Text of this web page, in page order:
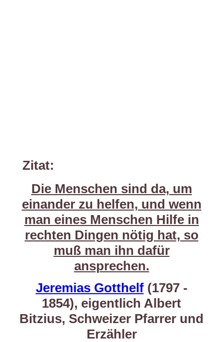
Zitat:
Die Menschen sind da, um
einander zu helfen, und wenn
man eines Menschen Hilfe in
rechten Dingen nötig hat, so
muß man ihn dafür
ansprechen.
Jeremias Gotthelf(1797 -
1854), eigentlich Albert
Bitzius, Schweizer Pfarrer und
Erzähler